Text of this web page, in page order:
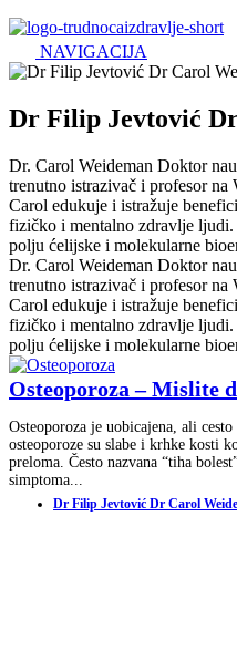
NAVIGACIJA
Dr Filip Jevtović
Dr. Carol Weideman Doktor
trenutno istrazivač i profesor
Carol edukuje i istražuje
fizičko i mentalno zdravlje
polju ćelijske i molekularne
Dr. Carol Weideman Doktor
trenutno istrazivač i profesor
Carol edukuje i istražuje
fizičko i mentalno zdravlje
polju ćelijske i molekularne
Osteoporoza – Mislite
Osteoporoza je uobicajena, ali
osteoporoze su slabe i krhke kosti
preloma. Često nazvana “tiha
simptoma...
Dr Filip Jevtović Dr Carol